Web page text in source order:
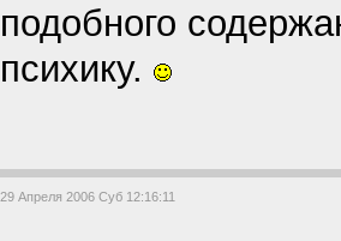
подобного
психику.
29 Апреля 2006 Суб 12:16:11